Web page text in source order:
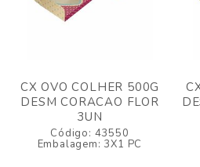
CX OVO COLHER 500G
DESM CORACAO FLOR
3UN
Código: 43550
Embalagem: 3X1 PC